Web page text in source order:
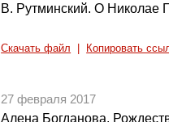
В. Рутминский. О Николае
Скачать файл Копировать
27 февраля 2017
Алена Богданова.